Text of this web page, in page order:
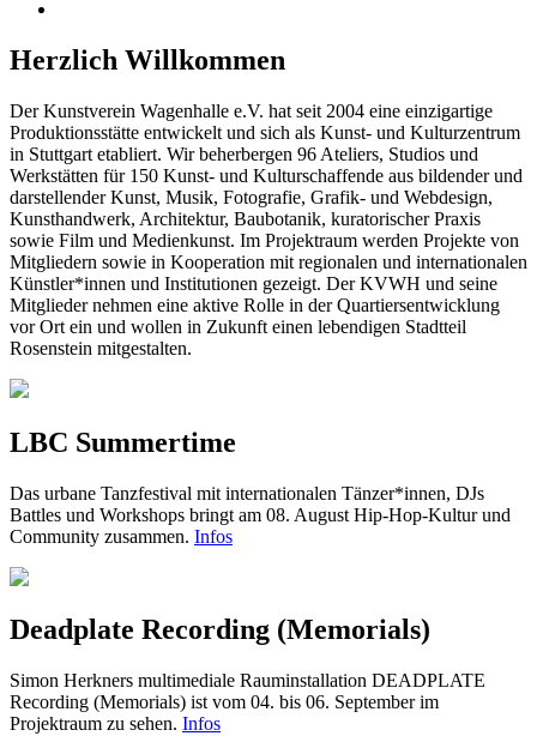
Herzlich Willkommen
Der Kunstverein Wagenhalle e.V. hat seit 2004 eine einzigartige
Produktionsstätte entwickelt und sich als Kunst- und Kulturzentrum
in Stuttgart etabliert. Wir beherbergen 96 Ateliers, Studios und
Werkstätten für 150 Kunst- und Kulturschaffende aus bildender und
darstellender Kunst, Musik, Fotografie, Grafik- und Webdesign,
Kunsthandwerk, Architektur, Baubotanik, kuratorischer Praxis
sowie Film und Medienkunst. Im Projektraum werden Projekte von
Mitgliedern sowie in Kooperation mit regionalen und internationalen
Künstler*innen und Institutionen gezeigt. Der KVWH und seine
Mitglieder nehmen eine aktive Rolle in der Quartiersentwicklung
vor Ort ein und wollen in Zukunft einen lebendigen Stadtteil
Rosenstein mitgestalten.
LBC Summertime
Das urbane Tanzfestival mit internationalen Tänzer*innen, DJs
Battles und Workshops bringt am 08. August Hip-Hop-Kultur und
Community zusammen. Infos
Deadplate Recording (Memorials)
Simon Herkners multimediale Rauminstallation DEADPLATE
Recording (Memorials) ist vom 04. bis 06. September im
Projektraum zu sehen. Infos